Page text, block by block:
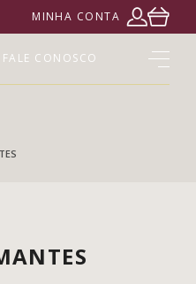
MINHA CONTA
FALE CONOSCO